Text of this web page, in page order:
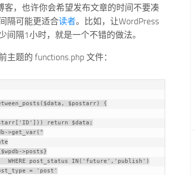
客，也许你会希望发布文章的时间不要凑
隔可能更适合读者。比如，让WordPress
间隔1小时，就是一个不错的做法。
主题的 functions.php 文件：
$postarr) {